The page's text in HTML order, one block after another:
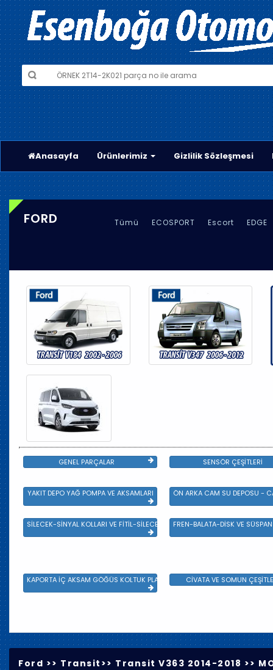
Anasayfa Ürünlerimiz Gizlilik Sözleşmesi
FORD Tümü ECOSPORT Escort EDGE
GENEL PARÇALAR SENSÖR ÇEŞİTLERİ
YAKIT DEPO YAĞ POMPA VE AKSAMLARI ÖN ARKA CAM SU DEPOSU -
SİLECEK-SİNYAL KOLLARI VE FİTİL-SİLECEK ÇEŞİTLERİFREN-BALATA-DİSK VE
KAPORTA İÇ AKSAM GÖĞÜS KOLTUK PLASTİK VE SAC AKSAM
CİVATA VE SOMUN
Ford >> Transit >> Transit V363 2014-2018 >>